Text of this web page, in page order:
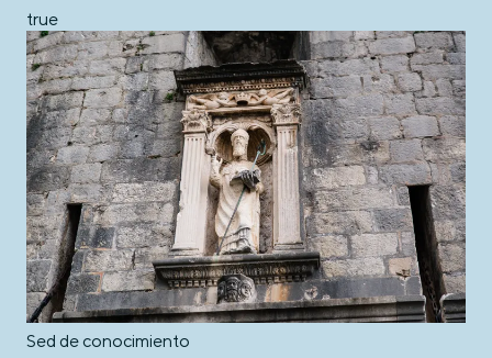
true
Sed de conocimiento